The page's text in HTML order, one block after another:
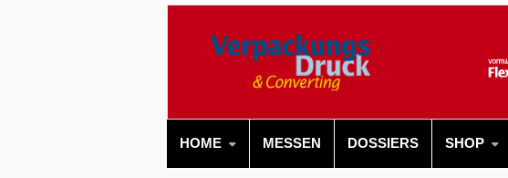
HOME MESSEN DOSSIERS SHOP